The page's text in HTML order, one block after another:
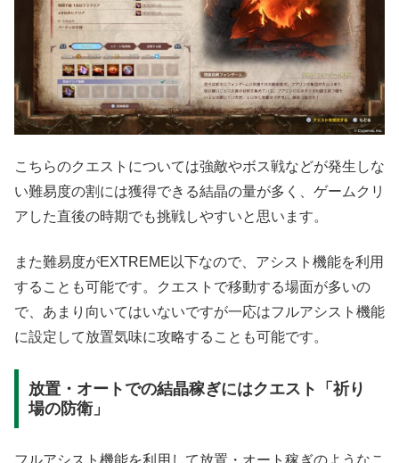
こちらのクエストについては強敵やボス戦などが発生しな
い難易度の割には獲得できる結晶の量が多く、ゲームクリ
アした直後の時期でも挑戦しやすいと思います。
また難易度がEXTREME以下なので、アシスト機能を利用
することも可能です。クエストで移動する場面が多いの
で、あまり向いてはいないですが一応はフルアシスト機能
に設定して放置気味に攻略することも可能です。
放置・オートでの結晶稼ぎにはクエスト「祈り
場の防衛」